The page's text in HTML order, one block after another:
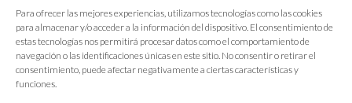
Para ofrecer las mejores experiencias, utilizamos tecnologías como las cookies
para almacenar y/o acceder a la información del dispositivo. El consentimiento de
estas tecnologías nos permitirá procesar datos como el comportamiento de
navegación o las identificaciones únicas en este sitio. No consentir o retirar el
consentimiento, puede afectar negativamente a ciertas características y
funciones.